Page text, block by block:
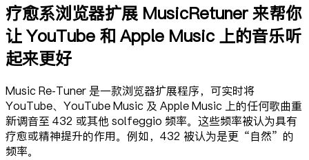
疗愈系浏览器扩展 MusicRetuner 来帮你
让 YouTube 和 Apple Music 上的音乐听
起来更好
Music Re-Tuner 是一款浏览器扩展程序，可实时将
YouTube、YouTube Music 及 Apple Music 上的任何歌曲重
新调音至 432 或其他 solfeggio 频率。这些频率被认为具有
疗愈或精神提升的作用。例如，432 被认为是更“自然”的
频率。